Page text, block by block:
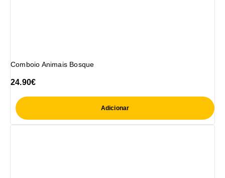
Comboio Animais Bosque
24.90€
Adicionar